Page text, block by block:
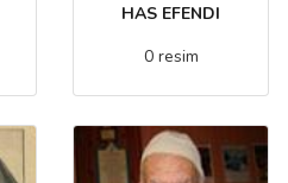
HAS EFENDI
0 resim